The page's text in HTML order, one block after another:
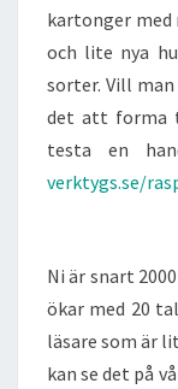
kartonger med
och lite nya
sorter. Vill
det att forma
testa en
verktygs.se/
Ni är snart
ökar med 20
läsare som är
kan se det på